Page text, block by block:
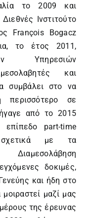
το 2009 και
Ινστιτούτο
François Bogacz
το έτος 2011,
Υπηρεσιών
και
συμβάλει στο να
περισσότερο σε
από το 2015
part-time
σχετικά με τα
δοκιμές,
και ήδη στο
μαζί μας
της έρευνας